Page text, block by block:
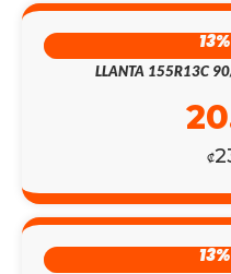
LLANTA 155R13C
₡